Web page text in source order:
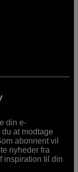
din e-
at modtage
abonnent vil
nyheder fra
inspiration til din